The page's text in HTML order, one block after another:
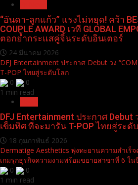
“อันดา-ลูกแก้ว” แรงไม่หยุด! คว้า
COUPLE AWARD เวที GLOBAL
ตอกย้ำกระแสคู่จิ้นระดับอินเตอร์
24 มีนาคม 2026
DFJ Entertainment ประกาศ Debut วง
T-POP ไทยสู่ระดับโลก
0
0
1 min read
DFJ Entertainment ประกาศ Debut
เข็มทิศ ที่จะมารัน T-POP ไทยสู่ระดั
18 กุมภาพันธ์ 2026
Dermatige Aesthetics พุ่งทะยานความสำเร็
เกมรุกธุรกิจความงามพร้อมขยายสาขาที่ 6 ใน
0
0
1 min read